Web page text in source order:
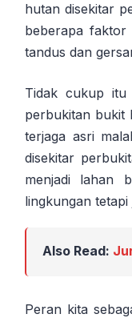
hutan disekitar
beberapa faktor
tandus dan
Tidak cukup itu
perbukitan bukit
terjaga asri
disekitar
menjadi lahan
lingkungan
Also Read:
Peran kita